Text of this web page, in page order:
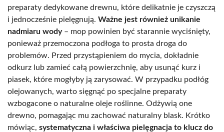
preparaty dedykowane drewnu, które delikatnie je czyszczą
i jednocześnie pielęgnują. Ważne jest również unikanie
nadmiaru wody– mop powinien być starannie wyciśnięty,
ponieważ przemoczona podłoga to prosta droga do
problemów. Przed przystąpieniem do mycia, dokładnie
odkurz lub zamieć całą powierzchnię, aby usunąć kurz i
piasek, które mogłyby ją zarysować. W przypadku podłóg
olejowanych, warto sięgnąć po specjalne preparaty
wzbogacone o naturalne oleje roślinne. Odżywią one
drewno, pomagając mu zachować naturalny blask. Krótko
mówiąc, systematyczna i właściwa pielęgnacja to klucz do